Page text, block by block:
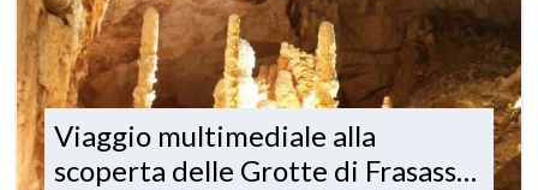
Viaggio multimediale alla
scoperta delle Grotte di Frasassi